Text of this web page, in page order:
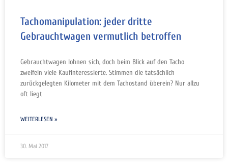
Tachomanipulation: jeder dritte
Gebrauchtwagen vermutlich betroffen
Gebrauchtwagen lohnen sich, doch beim Blick auf den Tacho
zweifeln viele Kaufinteressierte. Stimmen die tatsächlich
zurückgelegten Kilometer mit dem Tachostand überein? Nur allzu
oft liegt
WEITERLESEN »
30. Mai 2017